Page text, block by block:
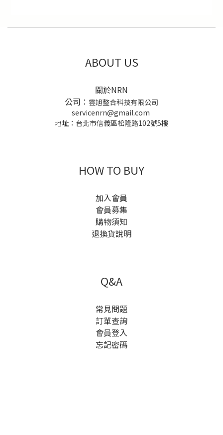
ABOUT US
關於NRN
公司： 雲旭整合科技有限公司
servicenrn@gmail.com
地址：台北市信義區松隆路102號5樓
HOW TO BUY
加入會員
會員募集
購物須知
退換貨說明
Q&A
常見問題
訂單查詢
會員登入
忘記密碼